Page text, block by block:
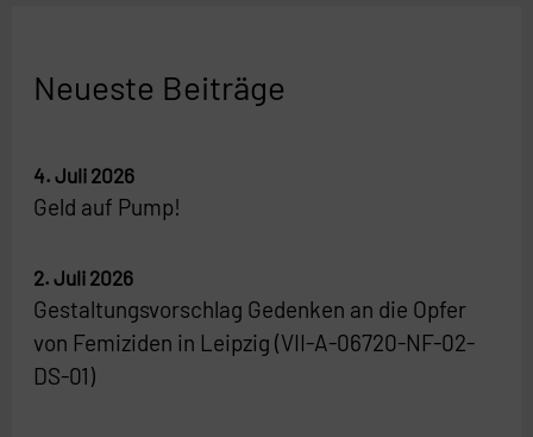
Neueste Beiträge
Geld auf Pump!
4. Juli 2026
Gestaltungsvorschlag Gedenken an die Opfer
von Femiziden in Leipzig (VII-A-06720-NF-02-
DS-01)
2. Juli 2026